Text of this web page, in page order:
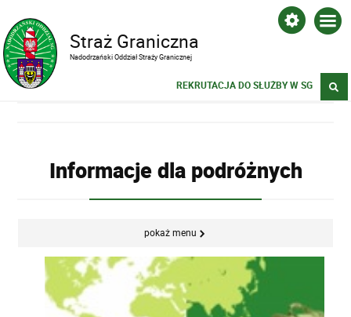
Straż Graniczna
Nadodrzański Oddział Straży Granicznej
REKRUTACJA DO SŁUŻBY W SG
Informacje dla podróżnych
pokaż menu